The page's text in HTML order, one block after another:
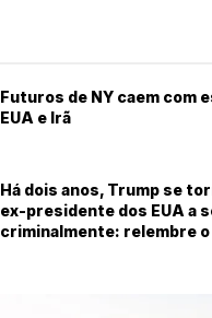
Futuros de NY caem com
EUA e Irã
Há dois anos, Trump se
ex-presidente dos EUA a
criminalmente: relembre